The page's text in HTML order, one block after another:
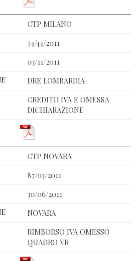
CTP MILANO
74/44/2011
03/11/2011
DRE LOMBARDIA
CREDITO IVA E OMESSA
DICHIARAZIONE
CTP NOVARA
87/03/2011
30/06/2011
NOVARA
RIMBORSO IVA OMESSO
QUADRO VR